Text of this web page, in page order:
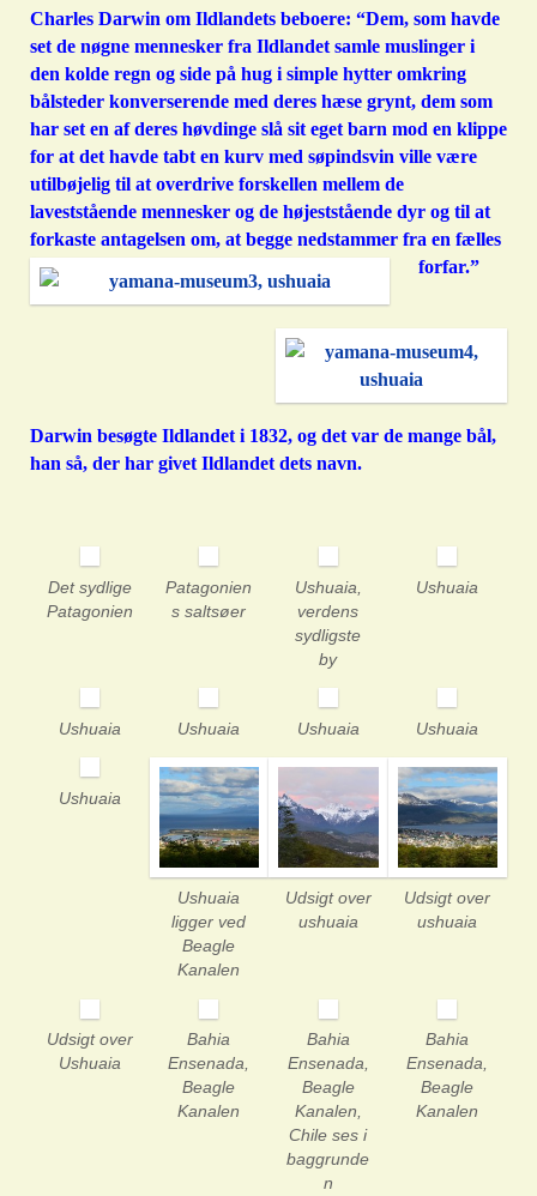
Charles Darwin om Ildlandets beboere: “Dem, som havde
set de nøgne mennesker fra Ildlandet samle muslinger i
den kolde regn og side på hug i simple hytter omkring
bålsteder konverserende med deres hæse grynt, dem som
har set en af deres høvdinge slå sit eget barn mod en klippe
for at det havde tabt en kurv med søpindsvin ville være
utilbøjelig til at overdrive forskellen mellem de
laveststående mennesker og de højeststående dyr og til at
forkaste antagelsen om, at begge nedstammer fra en fælles
forfar.”
Darwin besøgte Ildlandet i 1832, og det var de mange bål,
han så, der har givet Ildlandet dets navn.
Det sydlige
Patagonien
Patagonien
s saltsøer
Ushuaia,
verdens
sydligste
by
Ushuaia
Ushuaia Ushuaia Ushuaia Ushuaia
Ushuaia
Ushuaia
ligger ved
Beagle
Kanalen
Udsigt over
ushuaia
Udsigt over
ushuaia
Udsigt over
Ushuaia
Bahia
Ensenada,
Beagle
Kanalen
Bahia
Ensenada,
Beagle
Kanalen,
Chile ses i
baggrunde
n
Bahia
Ensenada,
Beagle
Kanalen